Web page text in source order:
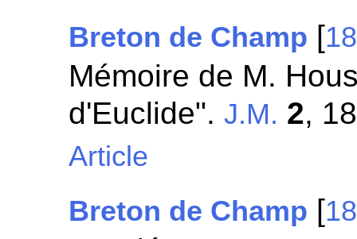
Breton de Champ [
Mémoire de M.
d'Euclide".J.M. 2,
Article
Breton de Champ [